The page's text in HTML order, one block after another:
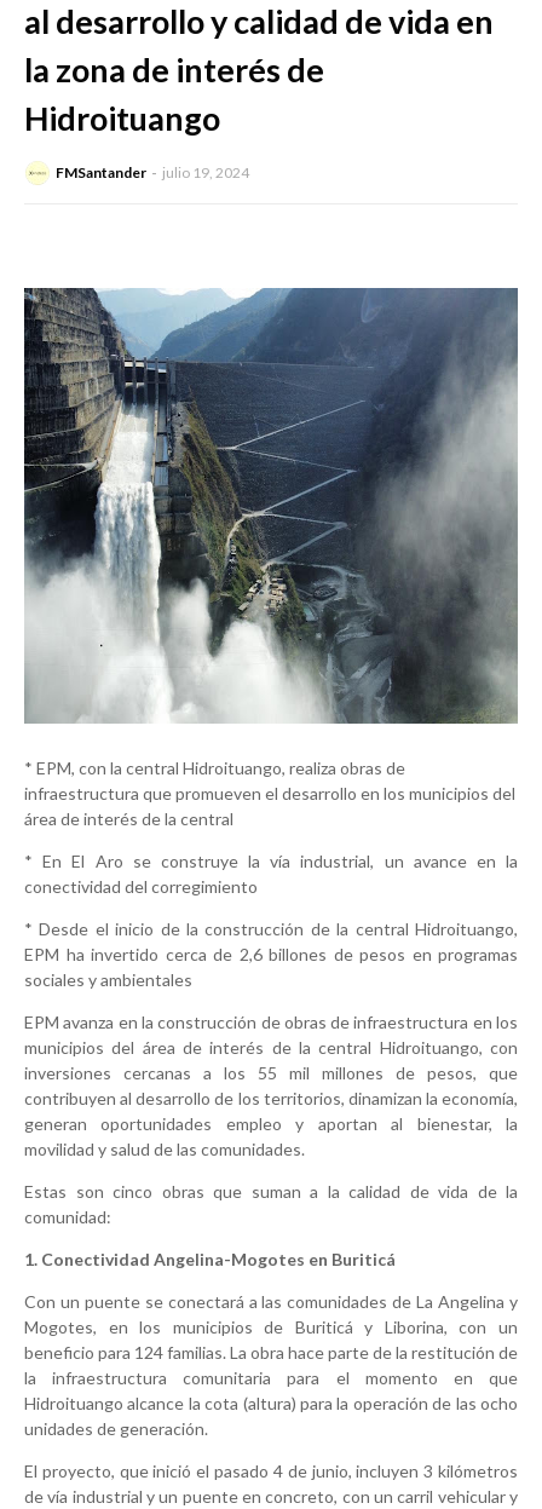
al desarrollo y calidad de vida en
la zona de interés de
Hidroituango
FMSantander julio 19, 2024
* EPM, con la central Hidroituango, realiza obras de
infraestructura que promueven el desarrollo en los municipios del
área de interés de la central
* En El Aro se construye la vía industrial, un avance en la
conectividad del corregimiento
* Desde el inicio de la construcción de la central Hidroituango,
EPM ha invertido cerca de 2,6 billones de pesos en programas
sociales y ambientales
EPM avanza en la construcción de obras de infraestructura en los
municipios del área de interés de la central Hidroituango, con
inversiones cercanas a los 55 mil millones de pesos, que
contribuyen al desarrollo de los territorios, dinamizan la economía,
generan oportunidades empleo y aportan al bienestar, la
movilidad y salud de las comunidades.
Estas son cinco obras que suman a la calidad de vida de la
comunidad:
1. Conectividad Angelina-Mogotes en Buriticá
Con un puente se conectará a las comunidades de La Angelina y
Mogotes, en los municipios de Buriticá y Liborina, con un
beneficio para 124 familias. La obra hace parte de la restitución de
la infraestructura comunitaria para el momento en que
Hidroituango alcance la cota (altura) para la operación de las ocho
unidades de generación.
El proyecto, que inició el pasado 4 de junio, incluyen 3 kilómetros
de vía industrial y un puente en concreto, con un carril vehicular y